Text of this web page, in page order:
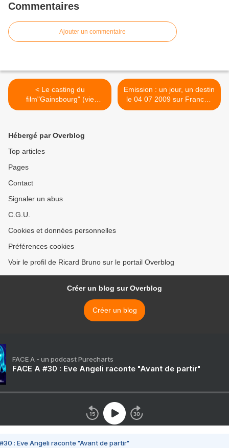
Commentaires
Ajouter un commentaire
< Le casting du
film"Gainsbourg" (vie
héroïque)...
Emission : un jour, un destin
le 04 07 2009 sur France2
>
Hébergé par Overblog
Top articles
Pages
Contact
Signaler un abus
C.G.U.
Cookies et données personnelles
Préférences cookies
Voir le profil de Ricard Bruno sur le portail Overblog
Créer un blog sur Overblog
Créer un blog
FACE A - un podcast Purecharts
FACE A #30 : Eve Angeli raconte "Avant de partir"
#30 : Eve Angeli raconte "Avant de partir"